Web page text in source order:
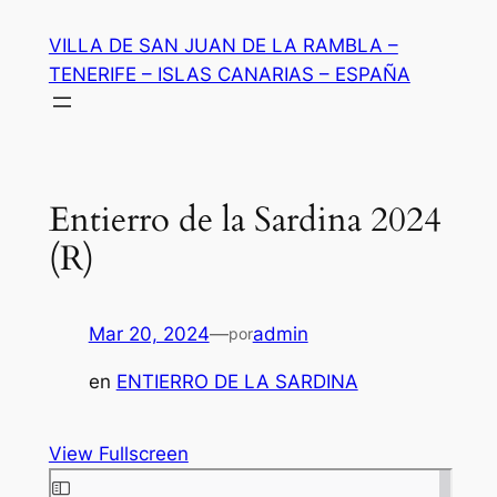
contenido
VILLA DE SAN JUAN DE LA RAMBLA –
TENERIFE – ISLAS CANARIAS – ESPAÑA
Entierro de la Sardina 2024
(R)
Mar 20, 2024—poradmin
en ENTIERRO DE LA SARDINA
View Fullscreen
Saltar